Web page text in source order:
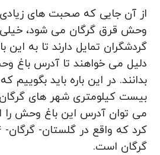
از آن جایی که صحبت‌ های زیادی
وحش قرق گرگان می شود، خیلی
گردشگران تمایل دارند تا به این
دلیل می خواهند تا آدرس باغ
بدانند. در این باره باید بگوییم
بیست کیلومتری شهر های گرگان
می توان آدرس این باغ وحش را
گرگان است.